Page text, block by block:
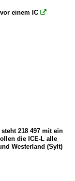
einem IC 
218 497 mit ein
die ICE-L alle
Westerland (Sylt)